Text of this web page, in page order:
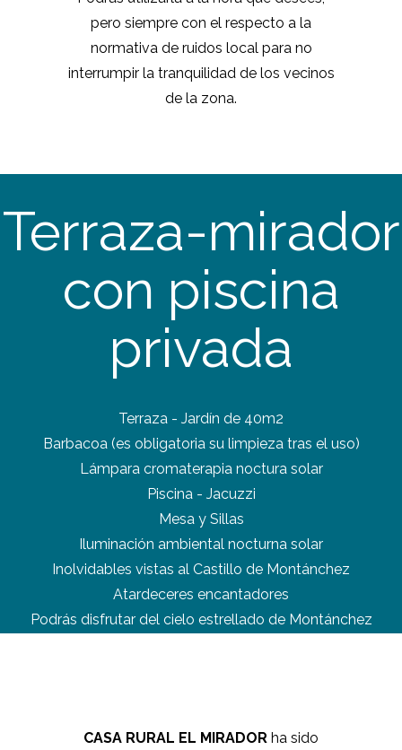
pero siempre con el respecto a la
normativa de ruidos local para no
interrumpir la tranquilidad de los vecinos
de la zona.
Terraza-mirador
con piscina
privada
Terraza - Jardín de 40m2
Barbacoa (es obligatoria su limpieza tras el uso)
Lámpara cromaterapia noctura solar
Piscina - Jacuzzi
Mesa y Sillas
Iluminación ambiental nocturna solar
Inolvidables vistas al Castillo de Montánchez
Atardeceres encantadores
Podrás disfrutar del cielo estrellado de Montánchez
CASA RURAL EL MIRADOR ha sido